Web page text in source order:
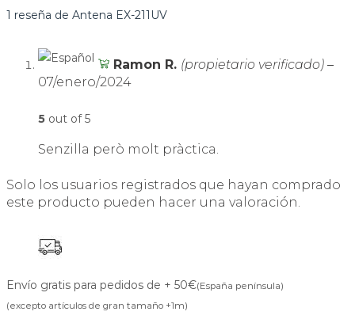
1 reseña de Antena EX-211UV
Ramon R. (propietario verificado) –
07/enero/2024
5 out of 5
Senzilla però molt pràctica.
Solo los usuarios registrados que hayan comprado
este producto pueden hacer una valoración.
Envío gratis para pedidos de + 50€(España península)
(excepto artículos de gran tamaño +1m)